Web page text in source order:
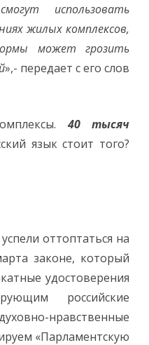
использовать
жилых комплексов,
может грозить
»,- передает с его слов
40 тысяч
язык стоит того?
оттоптаться на
законе, который
удостоверения
российские
нравственные
«Парламентскую